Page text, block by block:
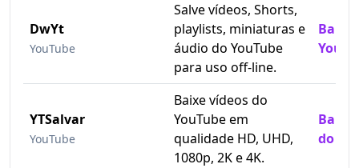
DwYt
YouTube
Salve vídeos, Shorts,
playlists, miniaturas e
áudio do YouTube
para uso off-line.
Baixe
YTSalvar
YouTube
Baixe vídeos do
YouTube em
qualidade HD, UHD,
1080p, 2K e 4K.
do